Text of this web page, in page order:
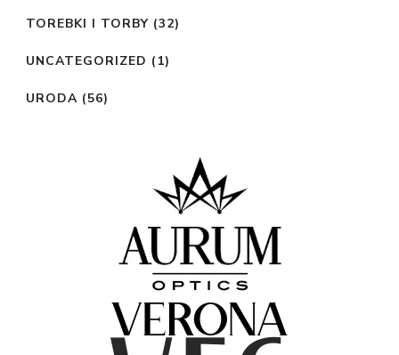
TOREBKI I TORBY (32)
UNCATEGORIZED (1)
URODA (56)